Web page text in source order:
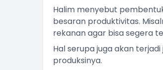
Halim menyebut
besaran produktivitas.
rekanan agar bisa segera
Hal serupa juga akan
produksinya.